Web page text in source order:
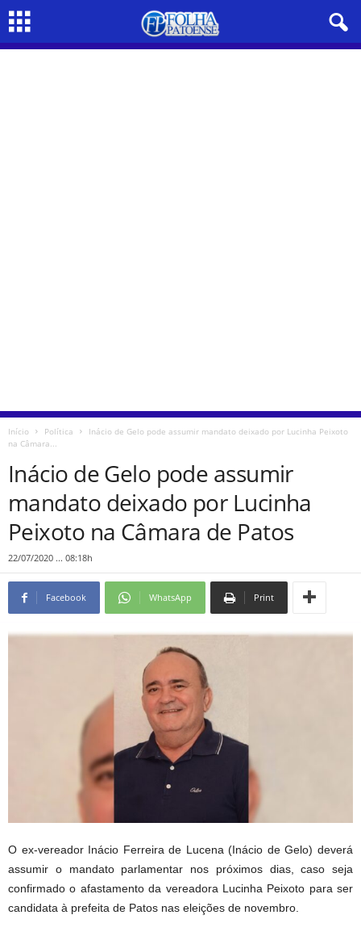
Início Política
Inácio de Gelo pode assumir mandato deixado por Lucinha Peixoto
na Câmara...
Inácio de Gelo pode assumir
mandato deixado por Lucinha
Peixoto na Câmara de Patos
22/07/2020 ... 08:18h
Facebook WhatsApp Print
O ex-vereador Inácio Ferreira de Lucena (Inácio de Gelo) deverá
assumir o mandato parlamentar nos próximos dias, caso seja
confirmado o afastamento da vereadora Lucinha Peixoto para ser
candidata à prefeita de Patos nas eleições de novembro.